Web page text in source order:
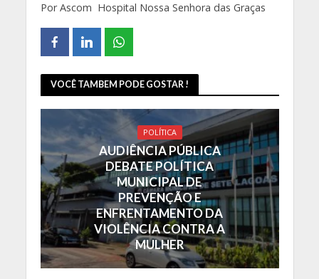
Por Ascom Hospital Nossa Senhora das Graças
VOCÊ TAMBEM PODE GOSTAR !
POLÍTICA
AUDIÊNCIA PÚBLICA
DEBATE POLÍTICA
MUNICIPAL DE
PREVENÇÃO E
ENFRENTAMENTO DA
VIOLÊNCIA CONTRA A
MULHER